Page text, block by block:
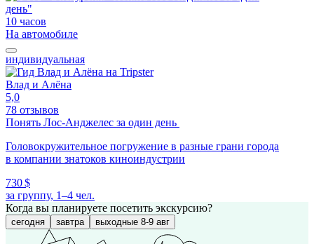
10 часов
На автомобиле
индивидуальная
Влад и Алёна
5,0
78 отзывов
Понять Лос-Анджелес за один день
Головокружительное погружение в разные грани города
в компании знатоков киноиндустрии
730 $
за группу, 1–4 чел.
Когда вы планируете посетить экскурсию?
сегодня завтра выходные 8-9 авг